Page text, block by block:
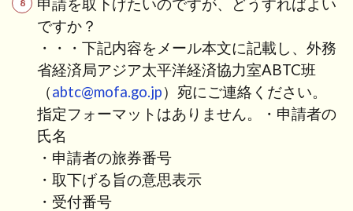
申請を取下げたいのですが、どうすればよい
ですか？
・・・下記内容をメール本文に記載し、外務
省経済局アジア太平洋経済協力室ABTC班
（abtc@mofa.go.jp）宛にご連絡ください。
指定フォーマットはありません。
・申請者の
氏名
・申請者の旅券番号
・取下げる旨の意思表示
・受付番号